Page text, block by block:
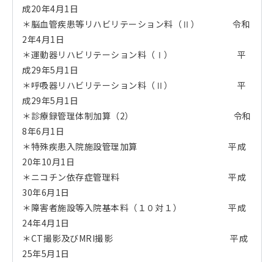
成20年4月1日
＊脳血管疾患等リハビリテーション料（Ⅱ） 令和
2年4月1日
＊運動器リハビリテーション料（Ⅰ） 平
成29年5月1日
＊呼吸器リハビリテーション料（Ⅱ） 平
成29年5月1日
＊診療録管理体制加算（2） 令和
8年6月1日
＊特殊疾患入院施設管理加算 平成
20年10月1日
＊ニコチン依存症管理料 平成
30年6月1日
＊障害者施設等入院基本料（１０対１） 平成
24年4月1日
＊CT撮影及びMRI撮影 平成
25年5月1日